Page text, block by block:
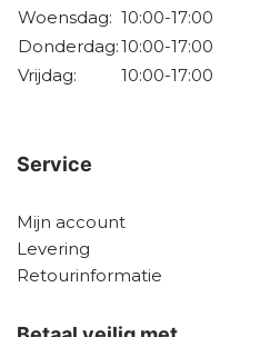
Woensdag: 10:00-17:00
Donderdag:10:00-17:00
Vrijdag:
10:00-17:00
Service
Mijn account
Levering
Retourinformatie